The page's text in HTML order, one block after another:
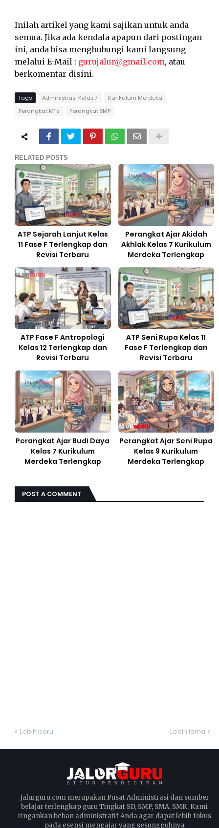
Inilah artikel yang kami sajikan untuk anda
semua. Jika ada kendala apapun dari postingan
ini, anda bisa menghubungi kami langsung
melalui E-Mail : gurujalur@gmail.com, atau
berkomentar disini.
Tags Administrasi Kelas 7
Kurikulum Merdeka
Perangkat MTs
Perangkat SMP
RELATED POSTS
ATP Sejarah Lanjut Kelas
11 Fase F Terlengkap dan
Revisi Terbaru
Perangkat Ajar Akidah
Akhlak Kelas 7 Kurikulum
Merdeka Terlengkap
ATP Fase F Antropologi
Kelas 12 Terlengkap dan
Revisi Terbaru
ATP Seni Rupa Kelas 11
Fase F Terlengkap dan
Revisi Terbaru
Perangkat Ajar Budi Daya
Kelas 7 Kurikulum
Merdeka Terlengkap
Perangkat Ajar Seni Rupa
Kelas 9 Kurikulum
Merdeka Terlengkap
POST A COMMENT
Lebih baru Lebih lama
Jalurguru.com merupakan Pusat Administrasi dan sumber
belajar terlengkap guru Tingkat SD, SMP, SMA, SMK. Kami
ringankan beban administratif Anda agar dapat lebih fokus
pada esensi mengajar yang sesungguhnya